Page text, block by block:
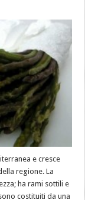
e cresce
regione. La
ha rami sottili e
costituiti da una